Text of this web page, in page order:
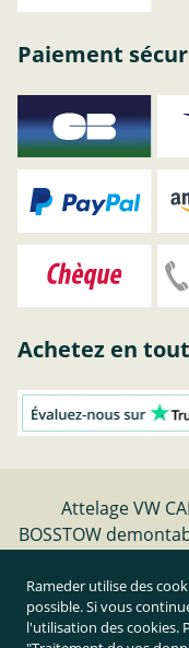
Paiement
Achetez en
Attelage VW
BOSSTOW
Rameder utilise des
possible. Si vous
l'utilisation des cookies.